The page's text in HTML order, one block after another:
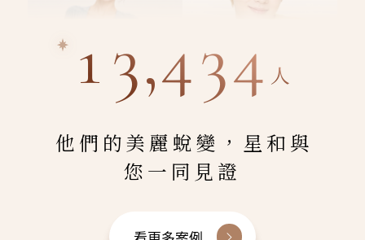
13,434 人
他們的美麗蛻變，星和與
您一同見證